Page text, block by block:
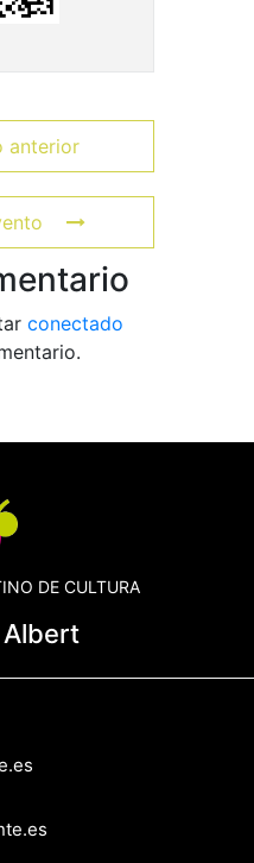
anterior
conectado
DE CULTURA